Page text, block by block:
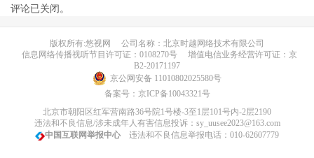
评论已关闭。
版权所有:悠视网
公司名称：北京时越网络技术有限公司
信息网络传播视听节目许可证：0108270号
增值电信业务经营许可证：京
B2-20171197
京公网安备 11010802025580号
备案号： 京ICP备10043321号
北京市朝阳区红军营南路36号院1号楼-3至1层101号内-2层2190
违法和不良信息/涉未成年人有害信息投诉：sy_uusee2023@163.com
中国互联网举报中心 违法和不良信息举报电话：010-62607779